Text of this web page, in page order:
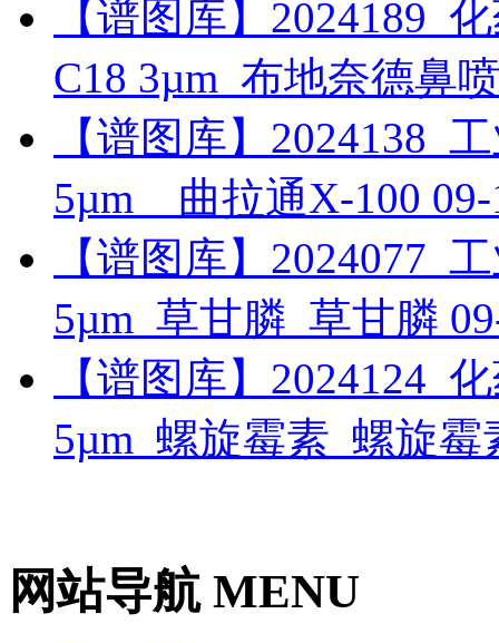
【谱图库】2024189_
C18 3µm_布地奈德鼻
【谱图库】2024138_
5µm__曲拉通X-100
【谱图库】2024077_
5µm_草甘膦_草甘膦
【谱图库】2024124_
5µm_螺旋霉素_螺旋
网站导航 MENU